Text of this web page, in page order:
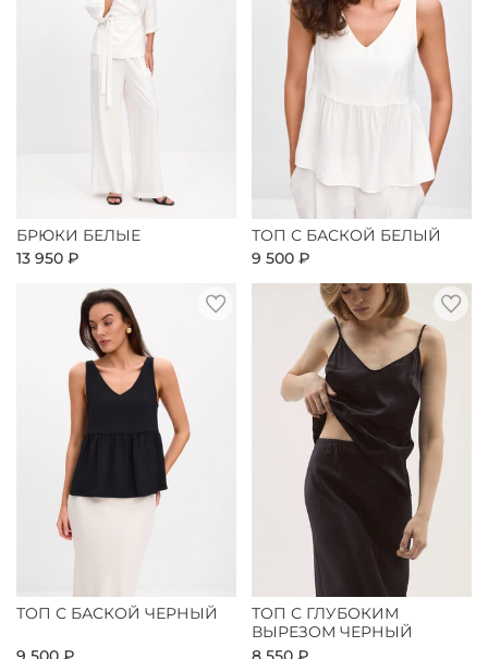
БРЮКИ БЕЛЫЕ
13 950 ₽
ТОП С БАСКОЙ БЕЛЫЙ
9 500 ₽
ТОП С БАСКОЙ ЧЕРНЫЙ
ТОП С ГЛУБОКИМ
ВЫРЕЗОМ ЧЕРНЫЙ